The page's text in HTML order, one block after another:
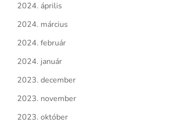
2024. április
2024. március
2024. február
2024. január
2023. december
2023. november
2023. október